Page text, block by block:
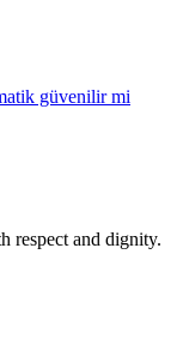
güvenilir mi
respect and dignity.